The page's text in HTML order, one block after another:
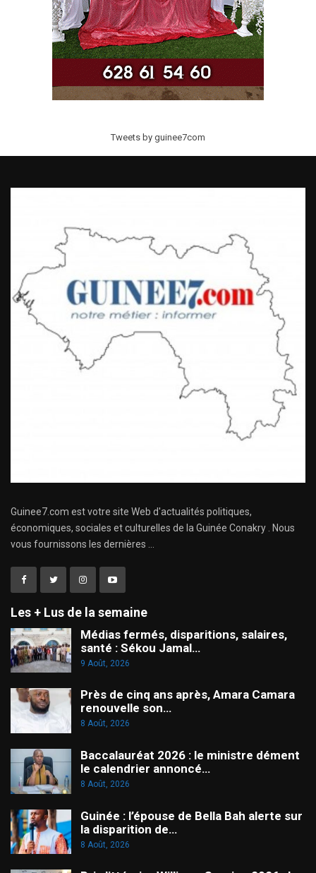
Tweets by guinee7com
Guinee7.com est votre site Web d'actualités politiques,
économiques, sociales et culturelles de la Guinée Conakry . Nous
vous fournissons les dernières ...
Les + Lus de la semaine
Médias fermés, disparitions, salaires,
santé : Sékou Jamal…
9 Août, 2026
Près de cinq ans après, Amara Camara
renouvelle son…
8 Août, 2026
Baccalauréat 2026 : le ministre dément
le calendrier annoncé…
8 Août, 2026
Guinée : l’épouse de Bella Bah alerte sur
la disparition de…
8 Août, 2026